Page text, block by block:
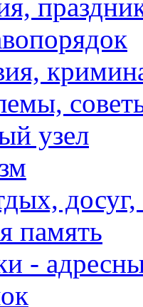
узел
память
-